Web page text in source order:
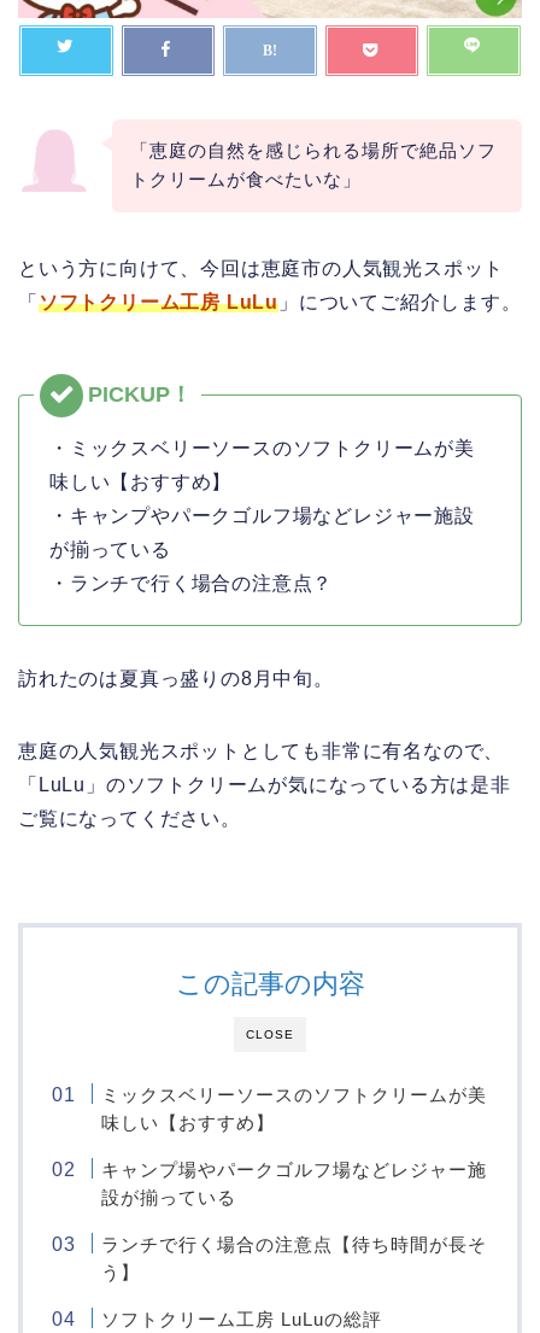
「恵庭の自然を感じられる場所で絶品ソフ
トクリームが食べたいな」
という方に向けて、今回は恵庭市の人気観光スポット
「 ソフトクリーム工房 LuLu 」についてご紹介します。
・ミックスベリーソースのソフトクリームが美
味しい【おすすめ】
・キャンプやパークゴルフ場などレジャー施設
が揃っている
・ランチで行く場合の注意点？
訪れたのは夏真っ盛りの8月中旬。
恵庭の人気観光スポットとしても非常に有名なので、
「LuLu」のソフトクリームが気になっている方は是非
ご覧になってください。
CLOSE
この記事の内容
ミックスベリーソースのソフトクリームが美
味しい【おすすめ】
キャンプ場やパークゴルフ場などレジャー施
設が揃っている
ランチで行く場合の注意点【待ち時間が長そ
う】
ソフトクリーム工房 LuLuの総評